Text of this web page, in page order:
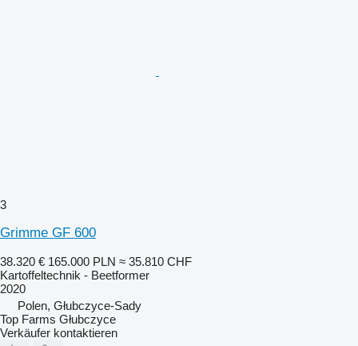
3
Grimme GF 600
38.320 € 165.000 PLN ≈ 35.810 CHF
Kartoffeltechnik - Beetformer
2020
Polen, Głubczyce-Sady
Top Farms Głubczyce
Verkäufer kontaktieren